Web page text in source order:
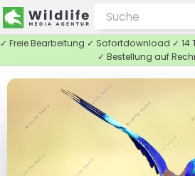
✓ Freie Bearbeitung ✓ Sofortdownload ✓
✓ Bestellung auf